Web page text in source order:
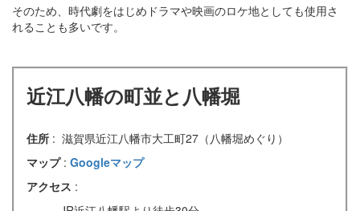
そのため、時代劇をはじめドラマや映画のロケ地としても使用さ
れることも多いです。
近江八幡の町並と八幡堀
住所 : 滋賀県近江八幡市大工町27（八幡堀めぐり）
マップ : Googleマップ
アクセス :